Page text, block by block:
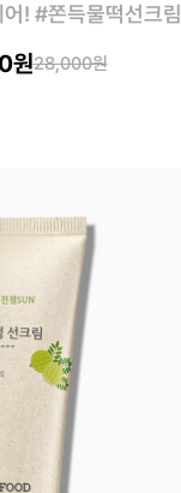
! #쫀득물떡선크림
원28,000원